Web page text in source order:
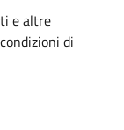
e altre
di